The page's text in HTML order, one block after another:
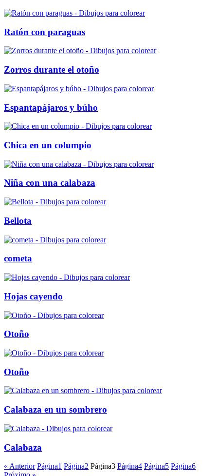
Ratón con paraguas
Zorros durante el otoño
Espantapájaros y búho
Chica en un columpio
Niña con una calabaza
Bellota
cometa
Hojas cayendo
Otoño
Otoño
Calabaza en un sombrero
Calabaza
« Anterior Página1 Página2 Página3 Página4 Página5 Página6